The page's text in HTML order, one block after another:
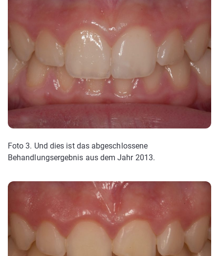
Foto 3. Und dies ist das abgeschlossene
Behandlungsergebnis aus dem Jahr 2013.